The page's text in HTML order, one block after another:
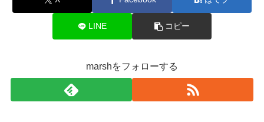
LINE コピー
marshをフォローする